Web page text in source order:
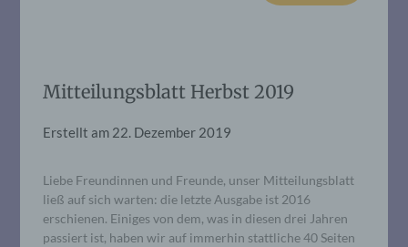
Mitteilungsblatt Herbst 2019
Erstellt am 22. Dezember 2019
Liebe Freundinnen und Freunde, unser Mitteilungsblatt
ließ auf sich warten: die letzte Ausgabe ist 2016
erschienen. Einiges von dem, was in diesen drei Jahren
passiert ist, haben wir auf immerhin stattliche 40 Seiten